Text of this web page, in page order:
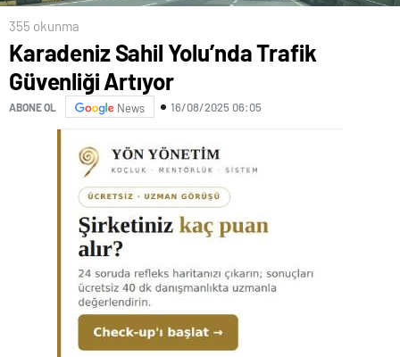
355 okunma
Karadeniz Sahil Yolu’nda Trafik
Güvenliği Artıyor
ABONE OL News 16/08/2025 06:05